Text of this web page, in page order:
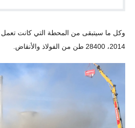
2014، 28400 طن من الفولاذ والأنقاض.